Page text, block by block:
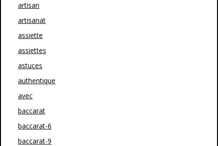
artisan
artisanat
assiette
assiettes
astuces
authentique
avec
baccarat
baccarat-6
baccarat-9